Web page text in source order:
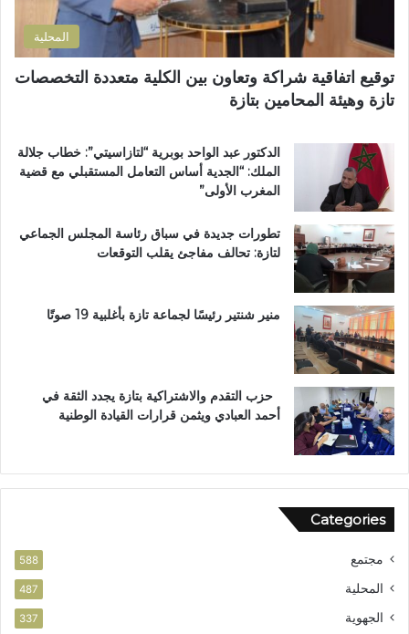
ا
ب
ي
ت
و
ج
ب
و
س
ا
م
ل
ا
س
ت
ح
ق
ا
و
ن
المحلية
توقيع اتفاقية شراكة وتعاون بين الكلية متعددة التخصصات
تازة وهيئة المحامين بتازة
الدكتور عبد الواحد بوبرية “لتازاسيتي”: خطاب جلالة
الملك: “الجدية أساس التعامل المستقبلي مع قضية
المغرب الأولى”
تطورات جديدة في سباق رئاسة المجلس الجماعي
لتازة: تحالف مفاجئ يقلب التوقعات
منير شنتير رئيسًا لجماعة تازة بأغلبية 19 صوتًا
حزب التقدم والاشتراكية بتازة يجدد الثقة في
أحمد العبادي ويثمن قرارات القيادة الوطنية
Categories
مجتمع 588
المحلية 487
الجهوية 337